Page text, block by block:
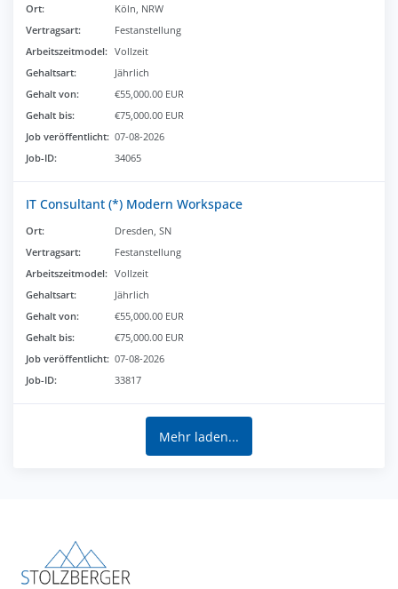
Ort:
Köln, NRW
Vertragsart:
Festanstellung
Arbeitszeitmodel: Vollzeit
Gehaltsart:
Jährlich
Gehalt von:
€55,000.00 EUR
Gehalt bis:
€75,000.00 EUR
Job veröffentlicht: 07-08-2026
Job-ID:
34065
IT Consultant (*) Modern Workspace
Ort:
Dresden, SN
Vertragsart:
Festanstellung
Arbeitszeitmodel: Vollzeit
Gehaltsart:
Jährlich
Gehalt von:
€55,000.00 EUR
Gehalt bis:
€75,000.00 EUR
Job veröffentlicht: 07-08-2026
Job-ID:
33817
Mehr laden...